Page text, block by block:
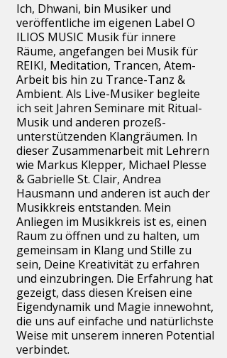
Ich, Dhwani, bin Musiker und
veröffentliche im eigenen Label O
ILIOS MUSIC Musik für innere
Räume, angefangen bei Musik für
REIKI, Meditation, Trancen, Atem-
Arbeit bis hin zu Trance-Tanz &
Ambient. Als Live-Musiker begleite
ich seit Jahren Seminare mit Ritual-
Musik und anderen prozeß-
unterstützenden Klangräumen. In
dieser Zusammenarbeit mit Lehrern
wie Markus Klepper, Michael Plesse
& Gabrielle St. Clair, Andrea
Hausmann und anderen ist auch der
Musikkreis entstanden. Mein
Anliegen im Musikkreis ist es, einen
Raum zu öffnen und zu halten, um
gemeinsam in Klang und Stille zu
sein, Deine Kreativität zu erfahren
und einzubringen. Die Erfahrung hat
gezeigt, dass diesen Kreisen eine
Eigendynamik und Magie innewohnt,
die uns auf einfache und natürlichste
Weise mit unserem inneren Potential
verbindet.